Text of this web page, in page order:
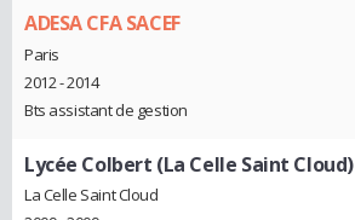
ADESA CFA SACEF
Paris
2012 - 2014
Bts assistant de gestion
Lycée Colbert (La Celle Saint Cloud)
La Celle Saint Cloud